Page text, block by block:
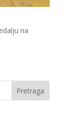
na
Pretraga